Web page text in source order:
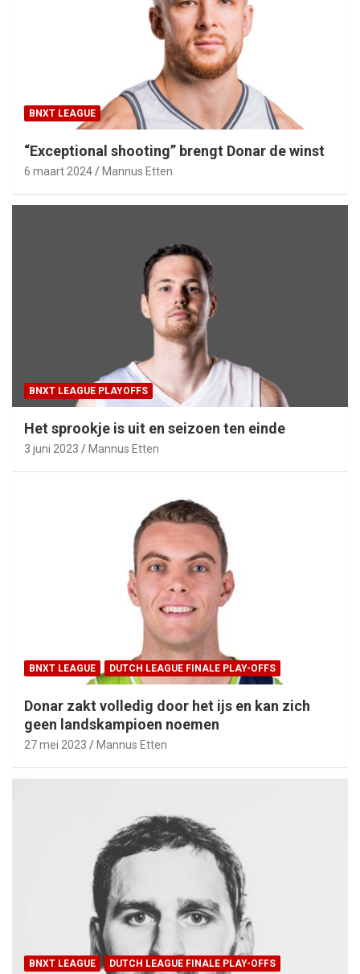
BNXT LEAGUE
“Exceptional shooting” brengt Donar de winst
6 maart 2024 Mannus Etten
BNXT LEAGUE PLAYOFFS
Het sprookje is uit en seizoen ten einde
3 juni 2023 Mannus Etten
BNXT LEAGUE DUTCH LEAGUE FINALE PLAY-OFFS
Donar zakt volledig door het ijs en kan zich
geen landskampioen noemen
27 mei 2023 Mannus Etten
BNXT LEAGUE DUTCH LEAGUE FINALE PLAY-OFFS